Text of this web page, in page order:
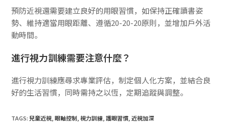
預防近視還需要建立良好的用眼習慣，如保持正確讀書姿
勢、維持適當用眼距離、遵循20-20-20原則，並增加戶外活
動時間。
進行視力訓練需要注意什麼？
進行視力訓練應尋求專業評估，制定個人化方案，並結合良
好的生活習慣，同時需持之以恆，定期追蹤與調整。
TAGS: 兒童近視 眼軸控制 視力訓練 護眼習慣 近視加深